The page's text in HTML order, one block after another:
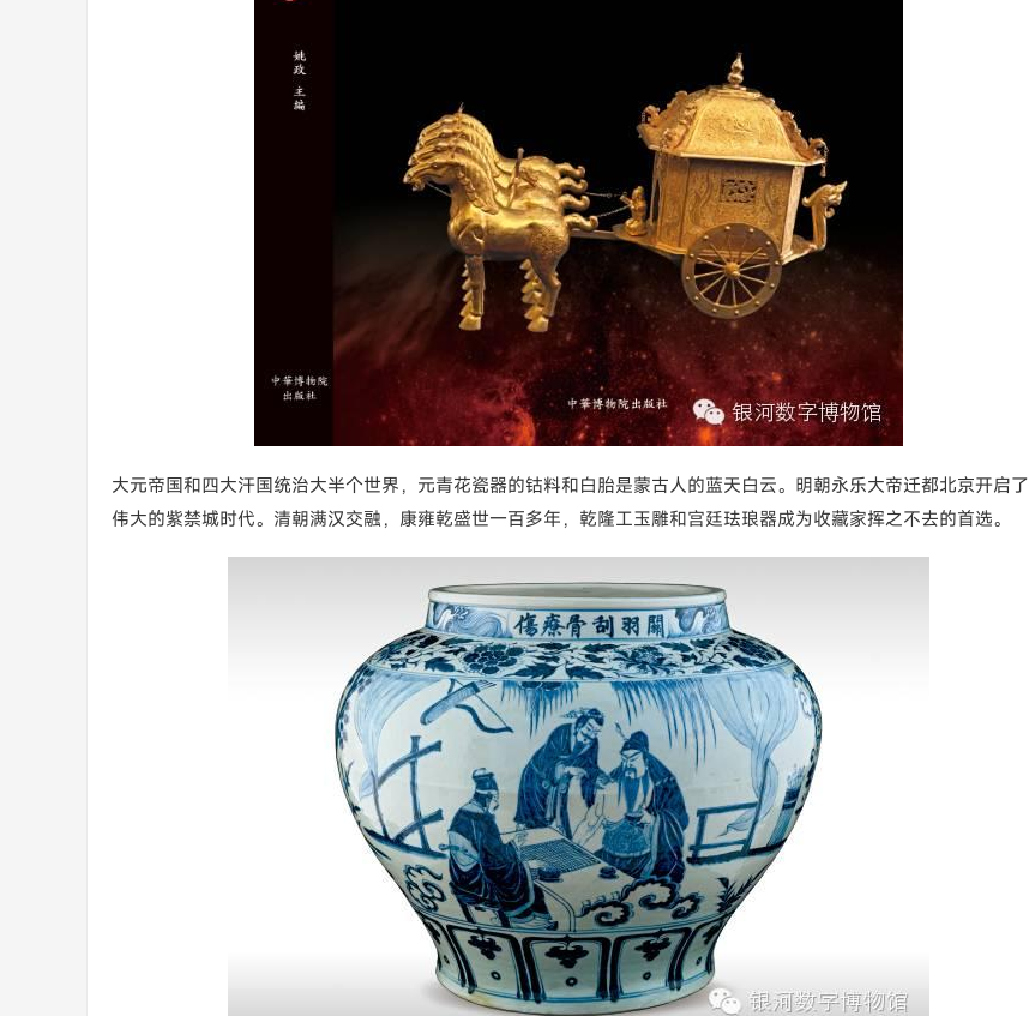
大元帝国和四大汗国统治大半个世界，元青花瓷器的钴料和白胎是蒙古人的蓝天白云。明朝永乐大帝迁都北京开启了
伟大的紫禁城时代。清朝满汉交融，康雍乾盛世一百多年，乾隆工玉雕和宫廷珐琅器成为收藏家挥之不去的首选。